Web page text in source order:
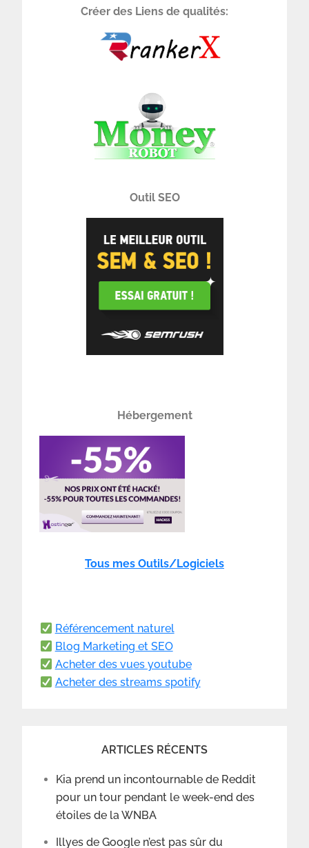
Créer des Liens de qualités:
Outil SEO
Hébergement
Tous mes Outils/Logiciels
Référencement naturel
Blog Marketing et SEO
Acheter des vues youtube
Acheter des streams spotify
ARTICLES RÉCENTS
Kia prend un incontournable de Reddit
pour un tour pendant le week-end des
étoiles de la WNBA
Illyes de Google n’est pas sûr du